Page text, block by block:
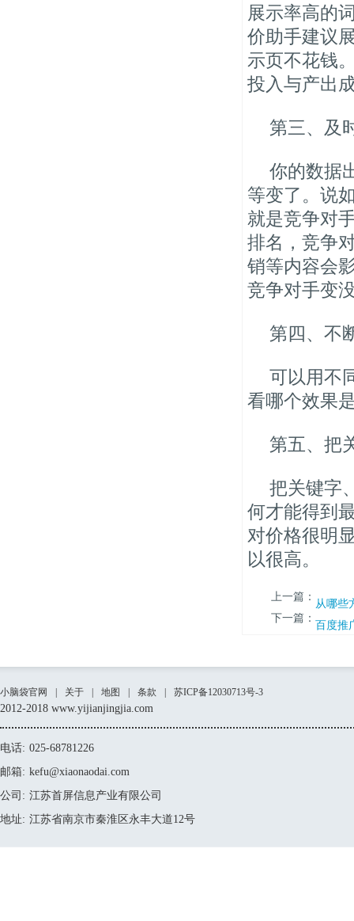
展示率高的
价助手建议
示页不花钱
投入与产出
第三、及
你的数据
等变了。说
就是竞争对
排名，竞争
销等内容会
竞争对手变
第四、不
可以用不
看哪个效果
第五、把
把关键字
何才能得到
对价格很明
以很高。
上一篇： 从哪些
下一篇： 百度推
小脑袋官网 关于 地图 条款 苏ICP备12030713号-3
2012-2018 www.yijianjingjia.com
电话: 025-68781226
邮箱: kefu@xiaonaodai.com
公司: 江苏首屏信息产业有限公司
地址: 江苏省南京市秦淮区永丰大道12号